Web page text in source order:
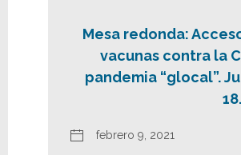
Mesa redonda:
vacunas contra la
pandemia “glocal”.
febrero 9, 2021